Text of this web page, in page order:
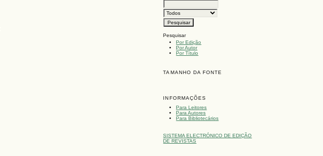
Pesquisar
Por Edição
Por Autor
Por Título
TAMANHO DA FONTE
INFORMAÇÕES
Para Leitores
Para Autores
Para Bibliotecários
SISTEMA ELECTRÓNICO DE EDIÇÃO
DE REVISTAS